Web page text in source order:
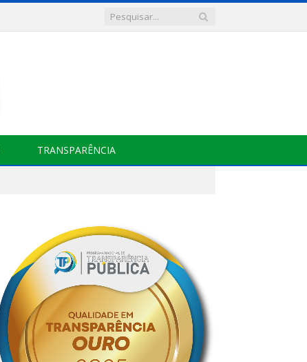
TRANSPARÊNCIA